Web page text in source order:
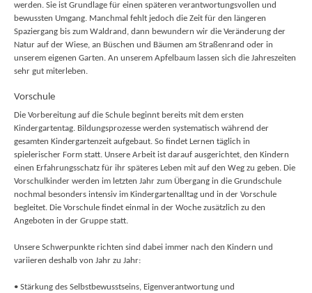
werden. Sie ist Grundlage für einen späteren verantwortungsvollen und
bewussten Umgang. Manchmal fehlt jedoch die Zeit für den längeren
Spaziergang bis zum Waldrand, dann bewundern wir die Veränderung der
Natur auf der Wiese, an Büschen und Bäumen am Straßenrand oder in
unserem eigenen Garten. An unserem Apfelbaum lassen sich die Jahreszeiten
sehr gut miterleben.
Vorschule
Die Vorbereitung auf die Schule beginnt bereits mit dem ersten
Kindergartentag. Bildungsprozesse werden systematisch während der
gesamten Kindergartenzeit aufgebaut. So findet Lernen täglich in
spielerischer Form statt. Unsere Arbeit ist darauf ausgerichtet, den Kindern
einen Erfahrungsschatz für ihr späteres Leben mit auf den Weg zu geben. Die
Vorschulkinder werden im letzten Jahr zum Übergang in die Grundschule
nochmal besonders intensiv im Kindergartenalltag und in der Vorschule
begleitet. Die Vorschule findet einmal in der Woche zusätzlich zu den
Angeboten in der Gruppe statt.
Unsere Schwerpunkte richten sind dabei immer nach den Kindern und
variieren deshalb von Jahr zu Jahr:
• Stärkung des Selbstbewusstseins, Eigenverantwortung und